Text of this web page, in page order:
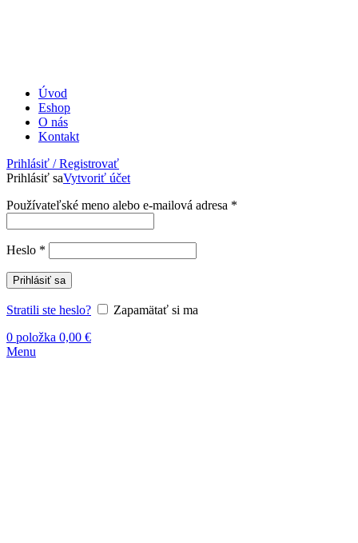
Úvod
Eshop
O nás
Kontakt
Prihlásiť / Registrovať
Prihlásiť saVytvoriť účet
Používateľské meno alebo e-mailová adresa *
Heslo *
Prihlásiť sa
Stratili ste heslo?
Zapamätať si ma
0 položka 0,00 €
Menu